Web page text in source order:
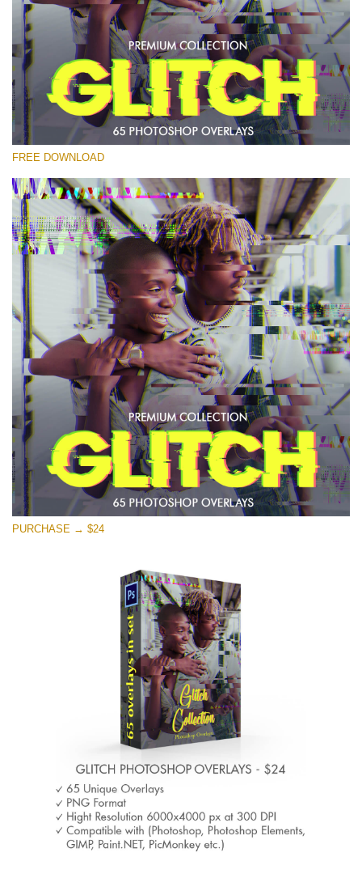
Por favor selecione
Free PNG Overlay #19
Small 800*533px
Glitch Effect
(65 Overlays)
4 Seasons (411 Overlays)
Large 6000*4000px
Entire Collection
(1783 Overlays)
Large 6000*4000px
Download Grátis
FREE DOWNLOAD
PURCHASE → $24